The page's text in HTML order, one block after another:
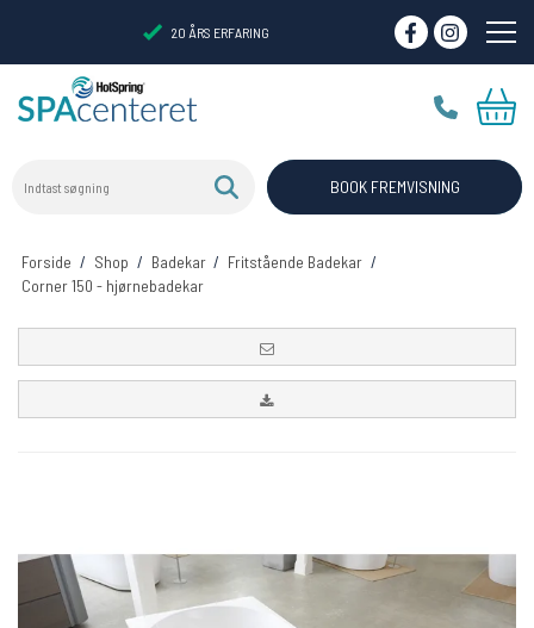
20 ÅRS ERFARING
VIRTUELT SHOWROOM
BOOK FREMVISNING
Forside / Shop / Badekar / Fritstående Badekar /
Corner 150 - hjørnebadekar